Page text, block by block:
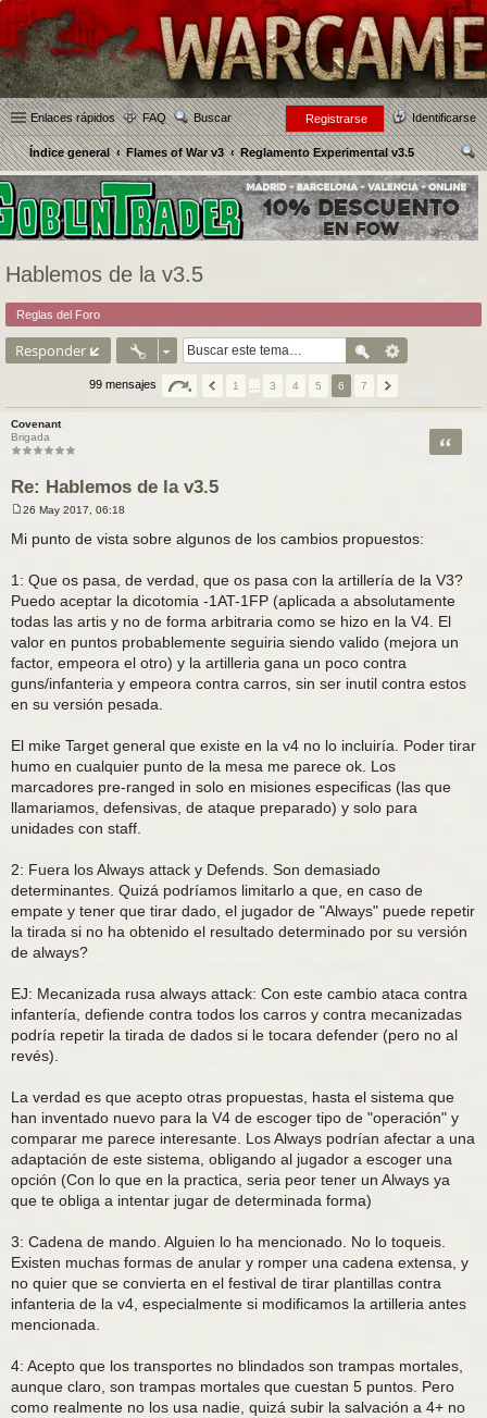
Enlaces rápidos FAQ Buscar Identificarse
Registrarse
Índice general Flames of War v3
Reglamento Experimental v3.5
us
car
Hablemos de la v3.5
Reglas del Foro
Responder
99 mensajes 1 3 4 5 6 7
Covenant
Brigada
Re: Hablemos de la v3.5
Citar
e
n
e
26 May 2017, 06:18
Mi punto de vista sobre algunos de los cambios propuestos:
1: Que os pasa, de verdad, que os pasa con la artillería de la V3?
Puedo aceptar la dicotomia -1AT-1FP (aplicada a absolutamente
todas las artis y no de forma arbitraria como se hizo en la V4. El
valor en puntos probablemente seguiria siendo valido (mejora un
factor, empeora el otro) y la artilleria gana un poco contra
guns/infanteria y empeora contra carros, sin ser inutil contra estos
en su versión pesada.
El mike Target general que existe en la v4 no lo incluiría. Poder tirar
humo en cualquier punto de la mesa me parece ok. Los
marcadores pre-ranged in solo en misiones especificas (las que
llamariamos, defensivas, de ataque preparado) y solo para
unidades con staff.
2: Fuera los Always attack y Defends. Son demasiado
determinantes. Quizá podríamos limitarlo a que, en caso de
empate y tener que tirar dado, el jugador de "Always" puede repetir
la tirada si no ha obtenido el resultado determinado por su versión
de always?
EJ: Mecanizada rusa always attack: Con este cambio ataca contra
infantería, defiende contra todos los carros y contra mecanizadas
podría repetir la tirada de dados si le tocara defender (pero no al
revés).
La verdad es que acepto otras propuestas, hasta el sistema que
han inventado nuevo para la V4 de escoger tipo de "operación" y
comparar me parece interesante. Los Always podrían afectar a una
adaptación de este sistema, obligando al jugador a escoger una
opción (Con lo que en la practica, seria peor tener un Always ya
que te obliga a intentar jugar de determinada forma)
3: Cadena de mando. Alguien lo ha mencionado. No lo toqueis.
Existen muchas formas de anular y romper una cadena extensa, y
no quier que se convierta en el festival de tirar plantillas contra
infanteria de la v4, especialmente si modificamos la artilleria antes
mencionada.
4: Acepto que los transportes no blindados son trampas mortales,
aunque claro, son trampas mortales que cuestan 5 puntos. Pero
como realmente no los usa nadie, quizá subir la salvación a 4+ no